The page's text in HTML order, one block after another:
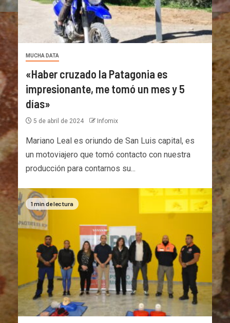
MUCHA DATA
«Haber cruzado la Patagonia es
impresionante, me tomó un mes y 5
días»
5 de abril de 2024 Infomix
Mariano Leal es oriundo de San Luis capital, es
un motoviajero que tomó contacto con nuestra
producción para contarnos su...
1 min de lectura